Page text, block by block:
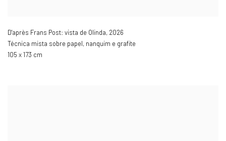
D'après Frans Post: vista de Olinda, 2026
Técnica mista sobre papel, nanquim e grafite
105 x 173 cm